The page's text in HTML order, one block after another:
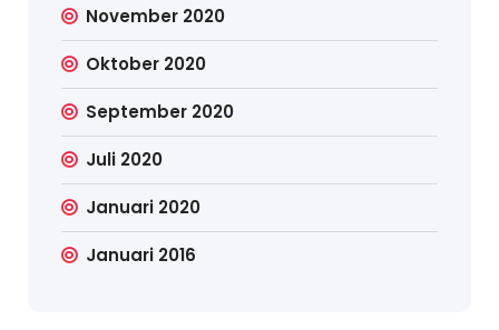
November 2020
Oktober 2020
September 2020
Juli 2020
Januari 2020
Januari 2016